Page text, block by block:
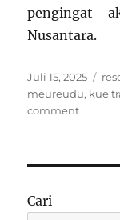
pengingat
Nusantara.
Posted
on
Juli 15, 2025
meureudu, kue
commenton
Gurih
Cari